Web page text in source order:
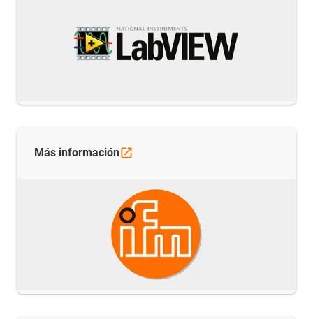
Más información